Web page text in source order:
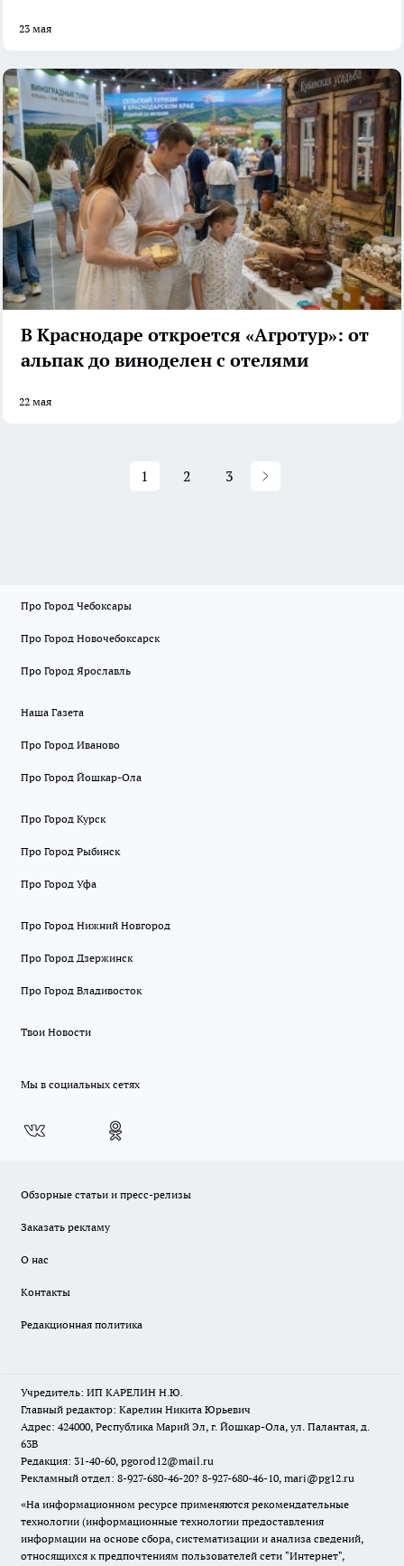
23 мая
В Краснодаре откроется «Агротур»: от
альпак до виноделен с отелями
22 мая
1 2 3
Про Город Чебоксары
Про Город Новочебоксарск
Про Город Ярославль
Наша Газета
Про Город Иваново
Про Город Йошкар-Ола
Про Город Курск
Про Город Рыбинск
Про Город Уфа
Про Город Нижний Новгород
Про Город Дзержинск
Про Город Владивосток
Твои Новости
Мы в социальных сетях
Обзорные статьи и пресс-релизы
Заказать рекламу
О нас
Контакты
Редакционная политика
Учредитель: ИП КАРЕЛИН Н.Ю.
Главный редактор: Карелин Никита Юрьевич
Адрес: 424000, Республика Марий Эл, г. Йошкар-Ола, ул. Палантая, д.
63В
Редакция: 31-40-60, pgorod12@mail.ru
Рекламный отдел: 8-927-680-46-20? 8-927-680-46-10, mari@pg12.ru
«На информационном ресурсе применяются рекомендательные
технологии (информационные технологии предоставления
информации на основе сбора, систематизации и анализа сведений,
относящихся к предпочтениям пользователей сети "Интернет",